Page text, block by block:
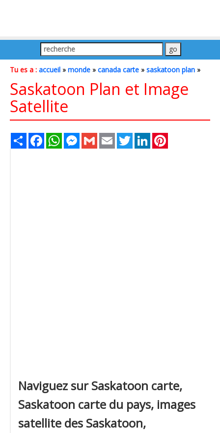
Tu es a : accueil » monde » canada carte » saskatoon plan »
Saskatoon Plan et Image
Satellite
Share FacebookWhatsAppMessenger
Gmail Email TwitterLinkedIn
Naviguez sur Saskatoon carte,
Saskatoon carte du pays, images
satellite des Saskatoon,